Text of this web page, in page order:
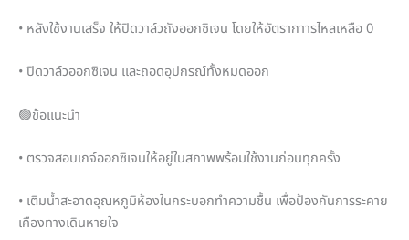
• หลังใช้งานเสร็จ ให้ปิดวาล์วถังออกซิเจน โดยให้อัตรากาารไหลเหลือ 0
• ปิดวาล์วออกซิเจน และถอดอุปกรณ์ทั้งหมดออก
🟢ข้อแนะนำ
• ตรวจสอบเกจ์ออกซิเจนให้อยู่ในสภาพพร้อมใช้งานก่อนทุกครั้ง
• เติมน้ำสะอาดอุณหภูมิห้องในกระบอกทำความชื้น เพื่อป้องกันการระคาย
เคืองทางเดินหายใจ